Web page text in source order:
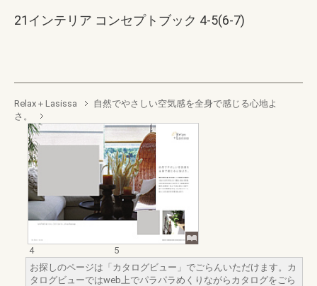
21インテリア コンセプトブック 4-5(6-7)
Relax＋Lasissa
自然でやさしい空気感を全身で感じる心地よ
さ。
4
5
お探しのページは「カタログビュー」でごらんいただけます。カ
タログビューではweb上でパラパラめくりながらカタログをごら